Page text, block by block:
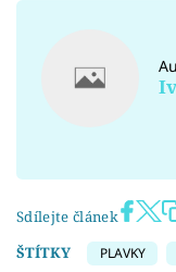
Sdílejte článek
ŠTÍTKY
PLAVKY